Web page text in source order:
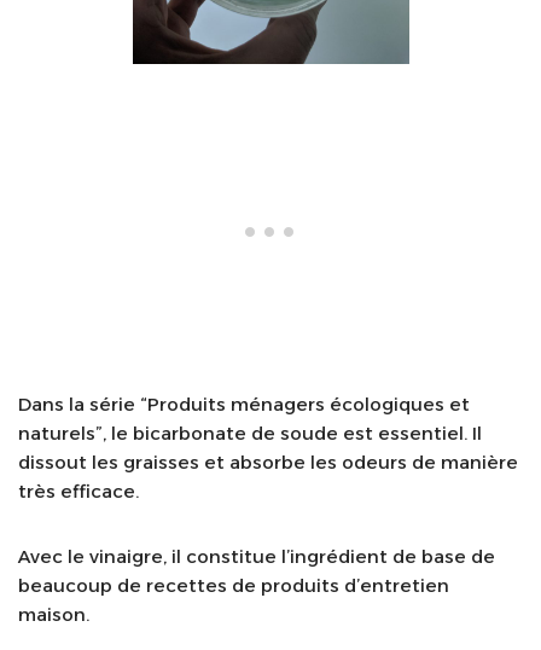
Dans la série “Produits ménagers écologiques et
naturels”, le bicarbonate de soude est essentiel. Il
dissout les graisses et absorbe les odeurs de manière
très efficace.
Avec le vinaigre, il constitue l’ingrédient de base de
beaucoup de recettes de produits d’entretien
maison.